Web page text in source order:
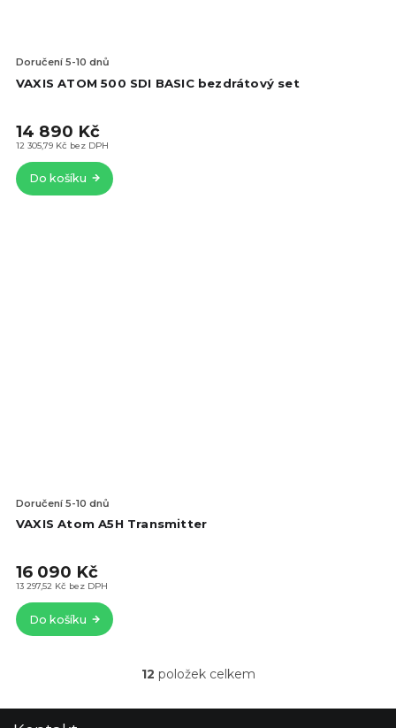
VAXIS ATOM 500 SDI BASIC bezdrátový set
Doručení 5-10 dnů
12 305,79 Kč bez DPH
14 890 Kč
Do košíku
VAXIS Atom A5H Transmitter
Doručení 5-10 dnů
13 297,52 Kč bez DPH
16 090 Kč
Do košíku
O
l
12 položek celkem